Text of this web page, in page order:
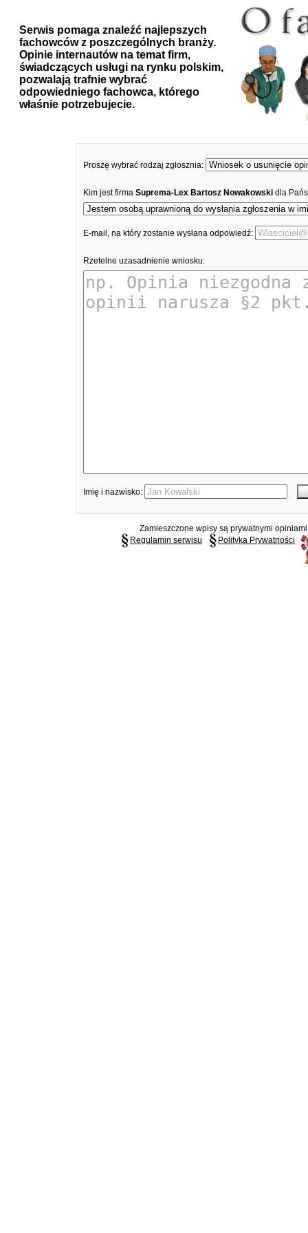
Serwis pomaga znaleźć najlepszych
fachowców z poszczególnych branży.
Opinie internautów na temat firm,
świadczących usługi na rynku polskim,
pozwalają trafnie wybrać
odpowiedniego fachowca, którego
właśnie potrzebujecie.
Proszę wybrać rodzaj zgłosznia:
Kim jest firma Suprema-Lex Bartosz Nowakowski dla
E-mail, na który zostanie wysłana odpowiedź:
Rzetelne uzasadnienie wniosku:
Imię i nazwisko:
Zamieszczone wpisy są prywatnymi
Regulamin serwisu
Polityka Prywatności